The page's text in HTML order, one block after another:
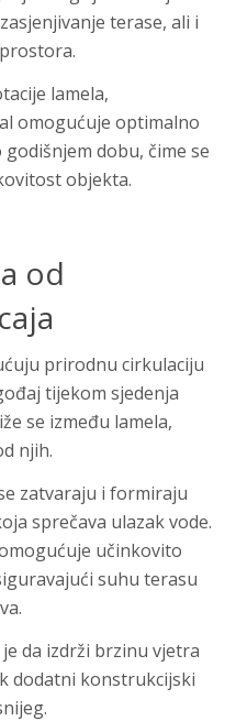
terase, ali i
lamela,
omogućuje optimalno
dobu, čime se
objekta.
od
prirodnu cirkulaciju
tijekom sjedenja
se između lamela,
njih.
zatvaraju i formiraju
sprečava ulazak vode.
učinkovito
suhu terasu
da izdrži brzinu vjetra
dodatni konstrukcijski